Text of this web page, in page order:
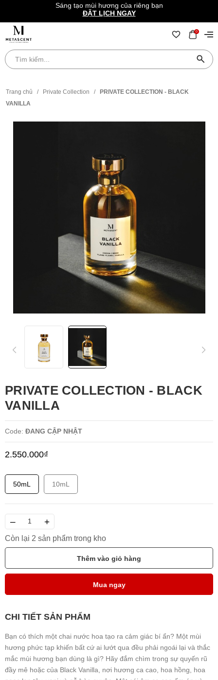
Sáng tạo mùi hương của riêng bạn
ĐẶT LỊCH NGAY
0
Trang chủ / Private Collection /
PRIVATE COLLECTION - BLACK
VANILLA
PRIVATE COLLECTION - BLACK
VANILLA
Code: ĐANG CẬP NHẬT
2.550.000₫
50mL 10mL
– +
Còn lại 2 sản phẩm trong kho
Thêm vào giỏ hàng
Mua ngay
CHI TIẾT SẢN PHẨM
Bạn có thích một chai nước hoa tạo ra cảm giác bí ẩn? Một mùi
hương phức tạp khiến bất cứ ai lướt qua đều phải ngoái lại và thắc
mắc mùi hương bạn dùng là gì? Hãy đắm chìm trong sự quyến rũ
đầy mê hoặc của Black Vanilla, nơi hương ca cao, hoa hồng, hoa